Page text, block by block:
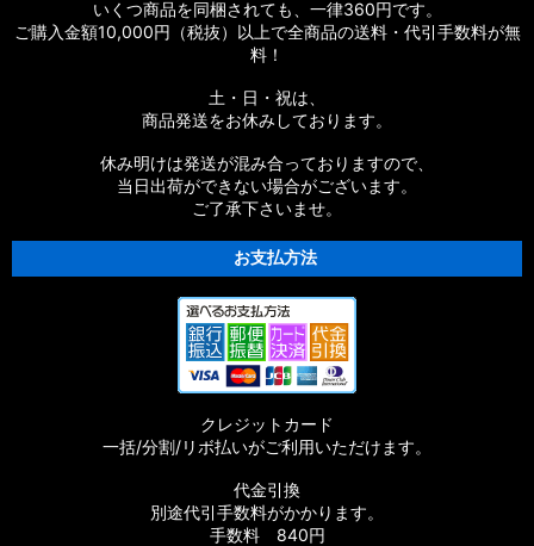
【シマノ】19ストラディック［STRADIC］対応 カスタムパー
ツ
【シマノ】20ストラディックSW［STRADIC SW］対応 カスタ
【シマノ】18ストラディックSW［STRADIC SW］対応 カスタ
【シマノ】15-16ストラディック［STRADIC］対応 カスタムパ
【シマノ】17サステイン［SUSTAIN］対応 カスタムパーツ
【シマノ】11バイオマスター［BIOMASTER］対応 カスタムパ
【シマノ】08バイオマスター［BIOMASTER］対応 カスタムパ
いくつ商品を同梱されても、一律360円です。
ご購入金額10,000円（税抜）以上で全商品の送料・代引手数料が無
料！
土・日・祝は、
商品発送をお休みしております。
休み明けは発送が混み合っておりますので、
当日出荷ができない場合がございます。
ご了承下さいませ。
お支払方法
クレジットカード
一括/分割/リボ払いがご利用いただけます。
代金引換
別途代引手数料がかかります。
手数料 840円